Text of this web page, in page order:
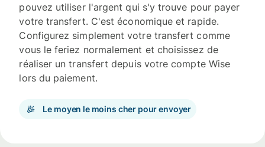
pouvez utiliser l'argent qui s'y trouve pour payer
votre transfert. C'est économique et rapide.
Configurez simplement votre transfert comme
vous le feriez normalement et choisissez de
réaliser un transfert depuis votre compte Wise
lors du paiement.
Le moyen le moins cher pour envoyer